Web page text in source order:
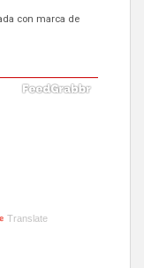
de la zona los
menos de un mes,
Translate